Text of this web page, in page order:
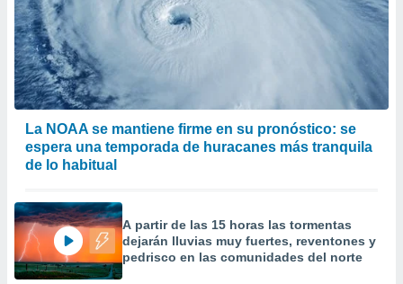
La NOAA se mantiene firme en su pronóstico: se
espera una temporada de huracanes más tranquila
de lo habitual
A partir de las 15 horas las tormentas
dejarán lluvias muy fuertes, reventones y
pedrisco en las comunidades del norte